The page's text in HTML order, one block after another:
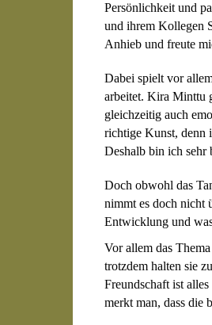
Persönlichkeit und
und ihrem Kollegen
Anhieb und freute
Dabei spielt vor
arbeitet. Kira Minttu
gleichzeitig auch
richtige Kunst, denn
Deshalb bin ich sehr
Doch obwohl das
nimmt es doch nicht
Entwicklung und
Vor allem das
trotzdem halten sie
Freundschaft ist
merkt man, dass die